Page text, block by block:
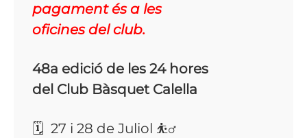
pagament és a les
oficines del club.
48a edició de les 24 hores
del Club Bàsquet Calella
🗓 27 i 28 de Juliol ⛹️‍♂️